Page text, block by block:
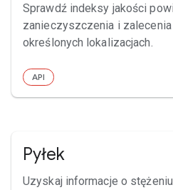
Sprawdź indeksy jakości
zanieczyszczenia i
określonych lokalizacjach.
API
Pyłek
Uzyskaj informacje o